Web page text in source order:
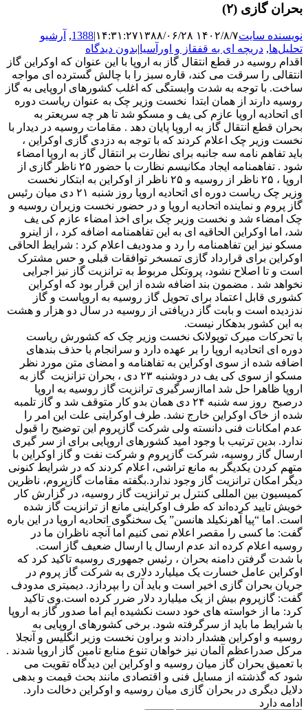
بحران گازی (۲)
نویسنده سایت۱۴۰۲/۸/۷ ۱۴:۳۱:۲۷ ۱۳۸۸/۰۶/۲۸ |
1388
, آرشیو
تحلیل‌ها, دریچه ای به قفقاز و اورآسیا|بدون دیدگاه
اقدام روسیه در قطع انتقال گاز به اروپا با این عنوان که اوکراین گاز
انتقالی را سرقت می کند، قاره سبز را با چالش گسترده ای مواجه
ساخت. با توجه به شدت وابستگی که اغلب کشورهای اروپایی به گاز
روسیه دارند از همان ابتدا نخست وزیر چک به عنوان ریاست دوره
ای اتحادیه اروپا عازم کی یف و مسکو شد تا هر چه سریعتر به
بحران قطع انتقال گاز به اروپا پایان دهد . مقامات روسیه در دیدار با
نخست وزیر چک اعلام کردند که با توجه به دزدی گازی اوکراین ،
باید تفاهم نامه سه جانبه برای نظارت بر انتقال گاز به اروپا امضاء
شود . تفاهمنامه ایجاد مکانیسم نظارت با حضور ۲۵ ناظر گازی از
اروپا ، ۲۵ ناظر از روسیه و ۲۵ ناظر از اوکراین به ابتکار نخست
وزیر چک ریاست دوره ای اتحادیه اروپا روز شنبه ۲۱ دی میان رئیس
گاز پروم و نماینده اتحادیه اروپا و در حضور نخست وزیران روسیه و
چک امضاء شد و نخست وزیر چک برای اخذ امضاء عازم کی یف
شد، اما اوکراین الحاقیه ای به این تفاهمنامه اضافه کرد ، از اینرو
مسکو نیز این تفاهمنامه را رد و مدودیف اعلام کرد : شرایط الحاقی
اوکراین برای قرارداد گازی تمسخر توافقات قبلی و حس مشترک
است و تا اصلاح نشود، پروتکل مربوط به ترانزیت گاز نیز اجرایی
نخواهد شد . مضمون بند اضافه شده از این قرار بود که اوکراین
کشوری قابل اعتماد برای تحویل گاز روسیه به اروپاست و گاز
ندزدیده است و بابت گاز دریافتی از روسیه در سال دو هزار و هشت
به این کشور بدهکار نیست.
با تحرکات میرک توپولانک نخست وزیر چک که کشورش ریاست
دوره ای اتحادیه اروپا را بر عهده دارد و سرانجام با حذف بندهای
اضافه شده از سوی اوکراین به تفاهنامه و امضای متن مورد نظر
مسکو از سوی کی یف در دوشنبه ۲۳ دی ، بحران تزانزیت گاز به
اروپا ظاهرا حل شد اماازسرگیری ترانزیت گاز روسیه به اروپا
درصبح روز سه شنبه ۲۴ دی همان بدو کار متوقف شد و گاز تلمبه
شده از خاک اوکراین خارج نشد. طرف اوکراینی علت این امر را
عدم امکانات فنی دانسته ولی شرکت گازپروم این توضیح را قبول
ندارد. بدین ترتیب با وجود امید کشورهای اروپایی برای از سر گیری
ارسال گاز روسیه، شرکت گازپروم و شرکت نفت و گاز اوکراین با
متهم کردن یکدیگر به مانع تراشی، اعلام کردند که در شرایط کنونی
دیگر امکان ترانزیت گاز وجود ندارد.بگفته مقامات گازپروم، ناظرین
کمیسیون بین المللی کنترل بر ترانزیت گاز روسیه، در گزارش کار
خویش تایید کرده‌اند که طرف اوکراینی مانع از ترانزیت گاز شده
است. اما “پیا آهرنکیلد هانسن” یک سخنگوی اتحادیه اروپا در این باره
گفت: ما کسی را مقصر اعلام نمی کنیم اما آنچه ناظران ما در
روسیه اعلام کرده اند عدم ارسال یا ارسال ضعیف گاز است.
با شدت گرفتن دامنه بحران ، رئیس جمهوری روسیه تاکید کرد که
اوکراین عامل خسارت یک میلیارد دلاری به شرکت گاز پروم در
جریان بحران گازی اخیر است و باید آن را بپردازد. دیمیتری مدودف
گفت: گازپروم بیش از یک میلیارد دلار ضرر کرده است.وی تاکید
کرد: ما از خواسته های خود دست نکشیده ایم اما صدور گاز به اروپا
با شرایط ما باید از سرگرفته شود. برخی کشورهای اروپایی به
روسیه و اوکراین هشدار دادند و براون نخست وزیر انگلیس و آنجلا
مرکل صدراعظم آلمان نیز خواهان تنوع منابع تامین گاز اروپا شدند .
با تعمیق بحران گاز میان روسیه و اوکراین این دیدگاه تقویت می
شود که گذشته از مسایل فنی و اقتصادی مانند بحث قیمت و بدهی
دلایل دیگری در بحران گازی میان روسیه و اوکراین دخالت دارد.
ادامه دارد